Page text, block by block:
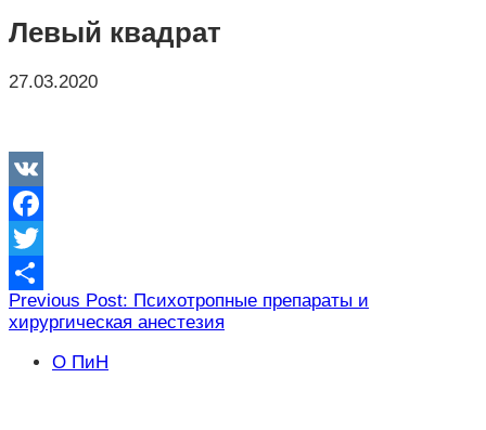
Левый квадрат
27.03.2020
VK
Facebook
Twitter
Отправить
Навигация
по
записям
Previous Post: Психотропные препараты и
хирургическая анестезия
О ПиН